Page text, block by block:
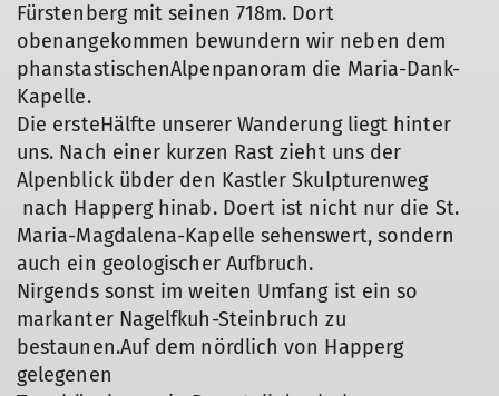
Fürstenberg mit seinen 718m. Dort
obenangekommen bewundern wir neben dem
phanstastischenAlpenpanoram die Maria-Dank-
Kapelle.
Die ersteHälfte unserer Wanderung liegt hinter
uns. Nach einer kurzen Rast zieht uns der
Alpenblick übder den Kastler Skulpturenweg
nach Happerg hinab. Doert ist nicht nur die St.
Maria-Magdalena-Kapelle sehenswert, sondern
auch ein geologischer Aufbruch.
Nirgends sonst im weiten Umfang ist ein so
markanter Nagelfkuh-Steinbruch zu
bestaunen.Auf dem nördlich von Happerg
gelegenen